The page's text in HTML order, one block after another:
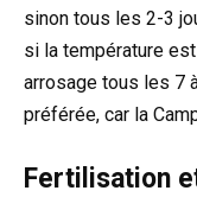
sinon tous les 2-3
si la température est
arrosage tous les 7
préférée, car la
Fertilisation